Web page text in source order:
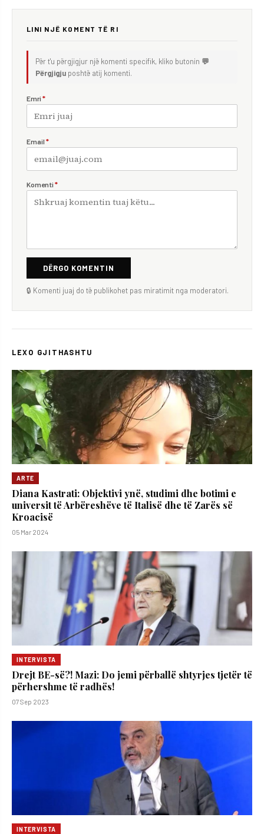
LINI NJË KOMENT TË RI
Për t'u përgjigjur një komenti specifik, kliko butonin 💬
Përgjigju poshtë atij komenti.
Emri *
Email *
Komenti *
DËRGO KOMENTIN
🔒 Komenti juaj do të publikohet pas miratimit nga moderatori.
LEXO GJITHASHTU
ARTE
Diana Kastrati: Objektivi ynë, studimi dhe botimi e
universit të Arbëreshëve të Italisë dhe të Zarës së
Kroacisë
05 Mar 2024
INTERVISTA
Drejt BE-së?! Mazi: Do jemi përballë shtyrjes tjetër të
përhershme të radhës!
07 Sep 2023
INTERVISTA